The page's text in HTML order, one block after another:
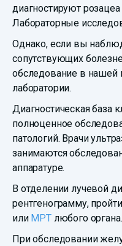
диагностируют
Лабораторные
Однако, если вы
сопутствующих
обследование в нашей
лаборатории.
Диагностическая база
полноценное
патологий. Врачи
занимаются
аппаратуре.
В отделении лучевой
рентгенограмму, пройти
или МРТлюбого органа.
При обследовании